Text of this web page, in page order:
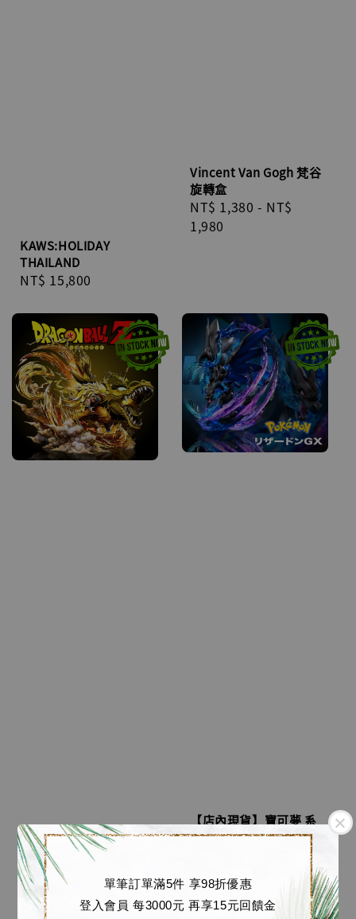
單筆訂單滿5件 享98折優惠
登入會員 每3000元 再享15元回饋金
KAWS:HOLIDAY
THAILAND
Regular
NT$ 15,800
Vincent Van Gogh 梵谷
旋轉盒
Regular
price
NT$ 1,380 - NT$
1,980
【店內現貨】七龍珠 系
列蒐藏雕像 超三龍拳悟
空 S版本 [LAST SLEEP
Studio]
Regular
NT$ 20,180
【店內現貨】寶可夢 系
列雕像 超級噴火龍X [幻
price